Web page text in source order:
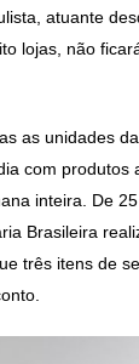
atuante
lojas, não
as unidades
com produtos
inteira. De
Brasileira
três itens de